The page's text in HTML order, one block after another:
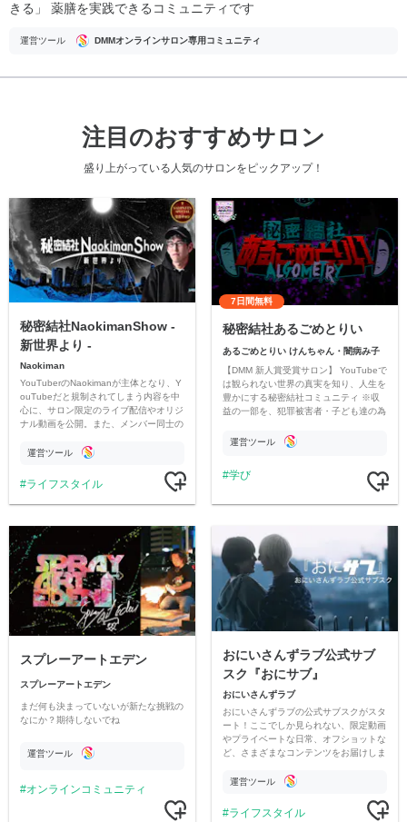
きる」 薬膳を実践できるコミュニティです
運営ツール DMMオンラインサロン専用コミュニティ
注目のおすすめサロン
盛り上がっている人気のサロンをピックアップ！
秘密結社NaokimanShow -
新世界より -
Naokiman
YouTuberのNaokimanが主体となり、Y
ouTubeだと規制されてしまう内容を中
心に、サロン限定のライブ配信やオリジ
ナル動画を公開。また、メンバー同士の
ただいています。
運営ツール
ライフスタイル
7日間無料
秘密結社あるごめとりい
あるごめとりい けんちゃん・闇病み子
【DMM 新人賞受賞サロン】 YouTubeで
は観られない世界の真実を知り、人生を
豊かにする秘密結社コミュニティ ※収
益の一部を、犯罪被害者・子ども達の為
す運営ツール
学び
スプレーアートエデン
スプレーアートエデン
まだ何も決まっていないが新たな挑戦の
なにか？期待しないでね
運営ツール
オンラインコミュニティ
おにいさんずラブ公式サブ
スク『おにサブ』
おにいさんずラブ
おにいさんずラブの公式サブスクがスタ
ート！ここでしか見られない、限定動画
やプライベートな日常、オフショットな
ど、さまざまなコンテンツをお届けしま
運営ツール
ライフスタイル